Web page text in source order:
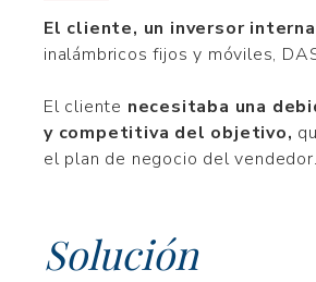
El cliente, un inversor
inalámbricos fijos y móviles,
El cliente necesitaba una
y competitiva del objetivo,
el plan de negocio del vendedor.
Solución